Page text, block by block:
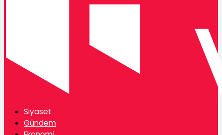
Siyaset
Gündem